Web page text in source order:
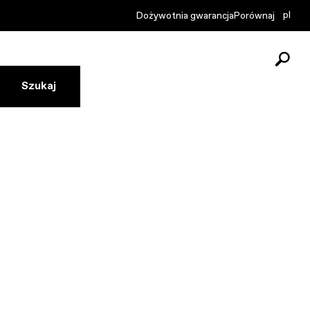
Dożywotnia gwarancjaPorównaj pl